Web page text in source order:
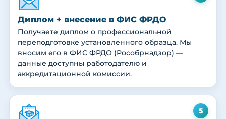
Диплом + внесение в ФИС ФРДО
Получаете диплом о профессиональной
переподготовке установленного образца. Мы
вносим его в ФИС ФРДО (Рособрнадзор) —
данные доступны работодателю и
аккредитационной комиссии.
5